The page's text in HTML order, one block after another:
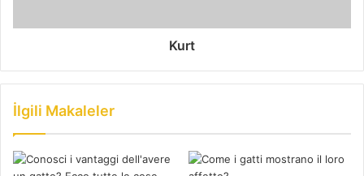
Kurt
İlgili Makaleler